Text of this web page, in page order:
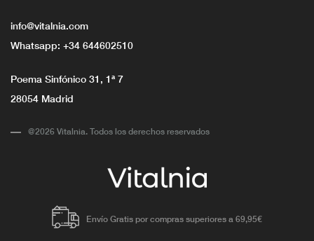
info@vitalnia.com
Whatsapp: +34 644602510
Poema Sinfónico 31, 1ª 7
28054 Madrid
@2026 Vitalnia. Todos los derechos reservados
Envío Gratis por compras superiores a 69,95€